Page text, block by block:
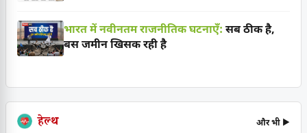
भारत में नवीनतम राजनीतिक घटनाएँ: सब ठीक है,
बस जमीन खिसक रही है
हेल्थ और भी ▶